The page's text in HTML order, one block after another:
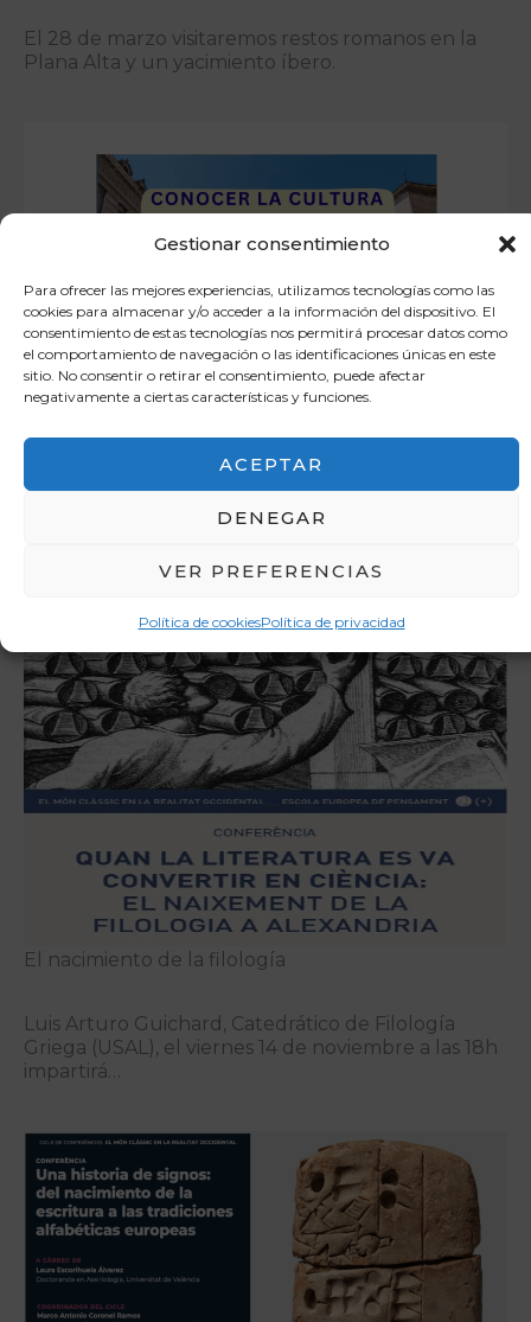
Gestionar consentimiento
Para ofrecer las mejores experiencias, utilizamos tecnologías como las
cookies para almacenar y/o acceder a la información del dispositivo. El
consentimiento de estas tecnologías nos permitirá procesar datos como
el comportamiento de navegación o las identificaciones únicas en este
sitio. No consentir o retirar el consentimiento, puede afectar
negativamente a ciertas características y funciones.
ACEPTAR
DENEGAR
VER PREFERENCIAS
Política de cookiesPolítica de privacidad
El 28 de marzo visitaremos restos romanos en la
Plana Alta y un yacimiento íbero.
Cultura valenciana en ruta
La Universidad de Valencia organiza un
terreno en 5 sesiones. La…
El nacimiento de la filología
Luis Arturo Guichard, Catedrático de Filología
Griega (USAL), el viernes 14 de noviembre a las 18h
impartirá…